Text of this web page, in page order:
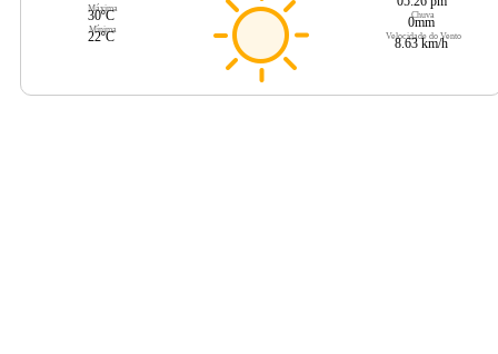
Máxima
30ºC
Mínima
22ºC
Chuva
0mm
Velocidade do Vento
8.63 km/h